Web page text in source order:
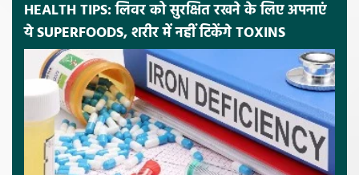
HEALTH TIPS: लिवर को सुरक्षित रखने के लिए अपनाएं
ये SUPERFOODS, शरीर में नहीं टिकेंगे TOXINS